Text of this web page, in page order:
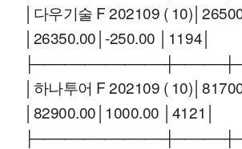
│다우기술 F 202109 (
│26350.00│-250.00 │1194│
│하나투어 F 202109 (
│82900.00│1000.00 │4121│